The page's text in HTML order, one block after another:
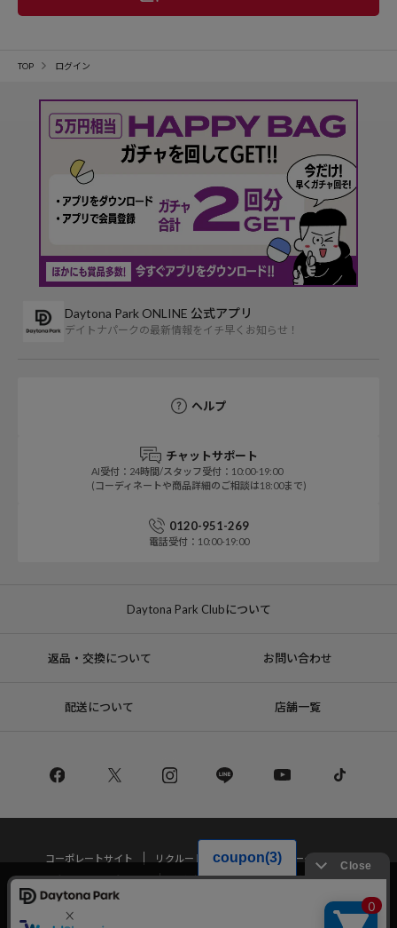
TOP ログイン
Daytona Park ONLINE 公式アプリ
デイトナパークの最新情報をイチ早くお知らせ！
ヘルプ
チャットサポート
AI受付：24時間/スタッフ受付：10:00-19:00
(コーディネートや商品詳細のご相談は18:00まで)
0120-951-269
電話受付：10:00-19:00
Daytona Park Clubについて
返品・交換について お問い合わせ
配送について 店舗一覧
コーポレートサイト リクルート
サステナブルマークについて
プライバシーポリシー
特定商取引法・古物営業法に基づく表記
当サイトでは利用体験の向上およびコンテンツの最適な提供、トラフィック
の分析を目的としてCookieを使用しています。